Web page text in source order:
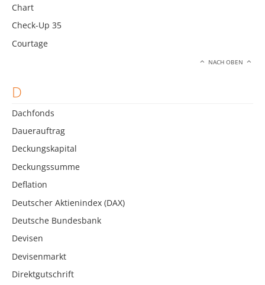
Chart
Check-Up 35
Courtage
NACH OBEN
D
Dachfonds
Dauerauftrag
Deckungskapital
Deckungssumme
Deflation
Deutscher Aktienindex (DAX)
Deutsche Bundesbank
Devisen
Devisenmarkt
Direktgutschrift